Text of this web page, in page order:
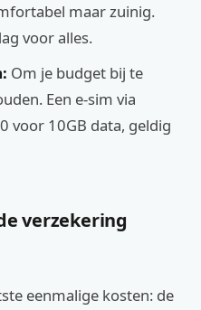
maar zuinig.
voor alles.
Om je budget bij te
Een e-sim via
voor 10GB data, geldig
verzekering
eenmalige kosten: de